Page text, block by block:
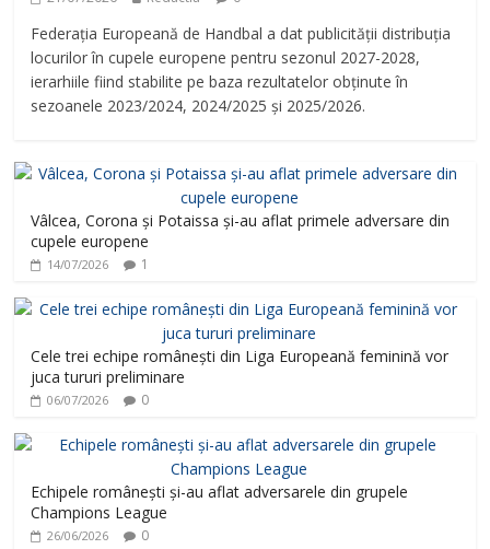
Federația Europeană de Handbal a dat publicității distribuția
locurilor în cupele europene pentru sezonul 2027-2028,
ierarhiile fiind stabilite pe baza rezultatelor obținute în
sezoanele 2023/2024, 2024/2025 și 2025/2026.
Vâlcea, Corona și Potaissa și-au aflat primele adversare din
cupele europene
14/07/2026 1
Cele trei echipe românești din Liga Europeană feminină vor
juca tururi preliminare
06/07/2026 0
Echipele românești și-au aflat adversarele din grupele
Champions League
26/06/2026 0